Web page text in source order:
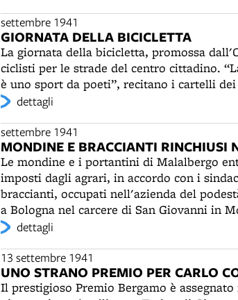
composto una canzone che celebra il loro
guerra, con fede, con amore e disciplina,
mattina". Nell'estate del 1942 si trebbierà
del Duce: i covoni saranno raccolti
bandiere tricolori e vessilli fascisti e
scalinata di San Petronio.
settembre 1941
GIORNATA DELLA BICICLETTA
La giornata della bicicletta, promossa
ciclisti per le strade del centro cittadino.
è uno sport da poeti”, recitano i cartelli
dettagli
settembre 1941
MONDINE E BRACCIANTI RINCHIUSI
Le mondine e i portantini di Malalbergo
imposti dagli agrari, in accordo con i
braccianti, occupati nell'azienda del
a Bologna nel carcere di San Giovanni in
aumento del cottimo del 33%. Gli scioperi
dettagli
13 settembre 1941
UNO STRANO PREMIO PER CARLO
Il prestigioso Premio Bergamo è